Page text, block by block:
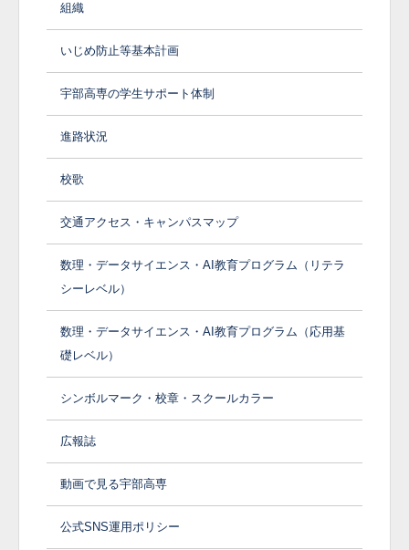
組織
いじめ防止等基本計画
宇部高専の学生サポート体制
進路状況
校歌
交通アクセス・キャンパスマップ
数理・データサイエンス・AI教育プログラム（リテラ
シーレベル）
数理・データサイエンス・AI教育プログラム（応用基
礎レベル）
シンボルマーク・校章・スクールカラー
広報誌
動画で見る宇部高専
公式SNS運用ポリシー